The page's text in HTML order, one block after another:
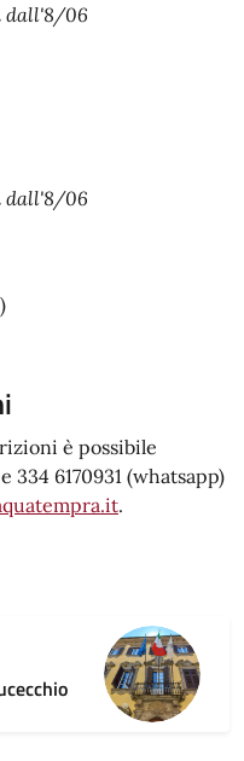
dall'8/06
dall'8/06
è possibile
6170931 (whatsapp)
.